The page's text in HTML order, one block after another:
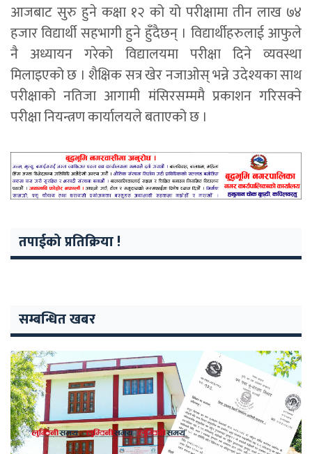
आजबाट सुरु हुने कक्षा १२ को यो परीक्षामा तीन लाख ७४
हजार विद्यार्थी सहभागी हुने हुँदैछन् । विद्यार्थीहरुलाई आफुले
नै अध्यायन गरेको विद्यालयमा परीक्षा दिने व्यवस्था
मिलाइएको छ । शैक्षिक सत्र खेर नजाओस् भन्ने उदेश्यका साथ
परीक्षाको नतिजा आगामी मंसिरसम्ममै प्रकाशन गरिसक्ने
परीक्षा नियन्त्रण कार्यालयले बताएको छ ।
तपाईको प्रतिक्रिया !
सम्बन्धित खबर